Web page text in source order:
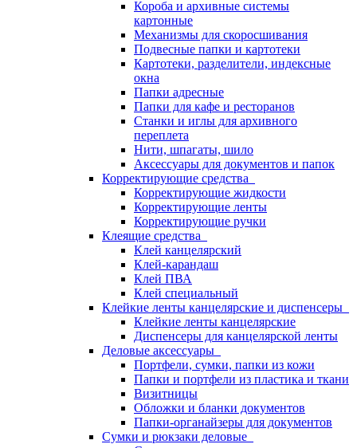
Короба и архивные системы
картонные
Механизмы для скоросшивания
Подвесные папки и картотеки
Картотеки, разделители, индексные
окна
Папки адресные
Папки для кафе и ресторанов
Станки и иглы для архивного
переплета
Нити, шпагаты, шило
Аксессуары для документов и папок
Корректирующие средства
Корректирующие жидкости
Корректирующие ленты
Корректирующие ручки
Клеящие средства
Клей канцелярский
Клей-карандаш
Клей ПВА
Клей специальный
Клейкие ленты канцелярские и диспенсеры
Клейкие ленты канцелярские
Диспенсеры для канцелярской ленты
Деловые аксессуары
Портфели, сумки, папки из кожи
Папки и портфели из пластика и ткани
Визитницы
Обложки и бланки документов
Папки-органайзеры для документов
Сумки и рюкзаки деловые